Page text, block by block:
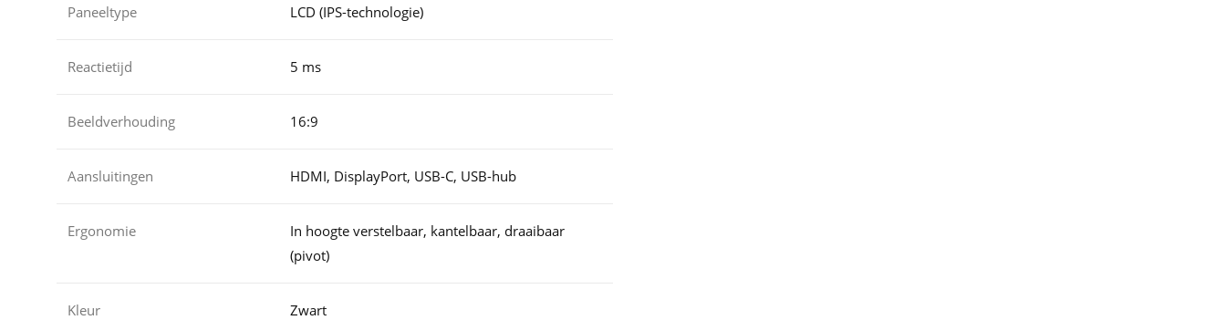
Paneeltype LCD (IPS-technologie)
Reactietijd 5 ms
Beeldverhouding 16:9
Aansluitingen HDMI, DisplayPort, USB-C, USB-hub
Ergonomie
In hoogte verstelbaar, kantelbaar, draaibaar
(pivot)
Kleur Zwart